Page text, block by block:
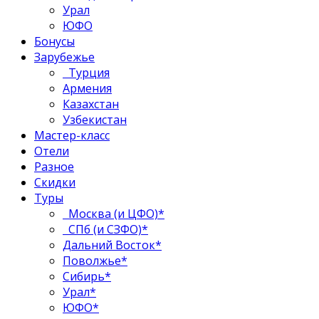
Урал
ЮФО
Бонусы
Зарубежье
Турция
Армения
Казахстан
Узбекистан
Мастер-класс
Отели
Разное
Скидки
Туры
Москва (и ЦФО)*
СПб (и СЗФО)*
Дальний Восток*
Поволжье*
Сибирь*
Урал*
ЮФО*